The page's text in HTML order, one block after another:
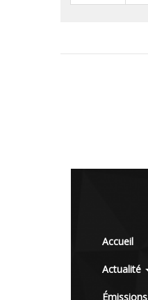
Accueil
Actualité
Émissions